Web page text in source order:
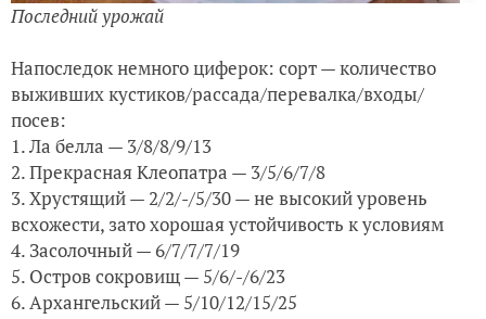
Последний урожай
Напоследок немного циферок: сорт — количество
выживших кустиков/рассада/перевалка/входы/
посев:
1. Ла белла — 3/8/8/9/13
2. Прекрасная Клеопатра — 3/5/6/7/8
3. Хрустящий — 2/2/-/5/30 — не высокий уровень
всхожести, зато хорошая устойчивость к условиям
4. Засолочный — 6/7/7/7/19
5. Остров сокровищ — 5/6/-/6/23
6. Архангельский — 5/10/12/15/25